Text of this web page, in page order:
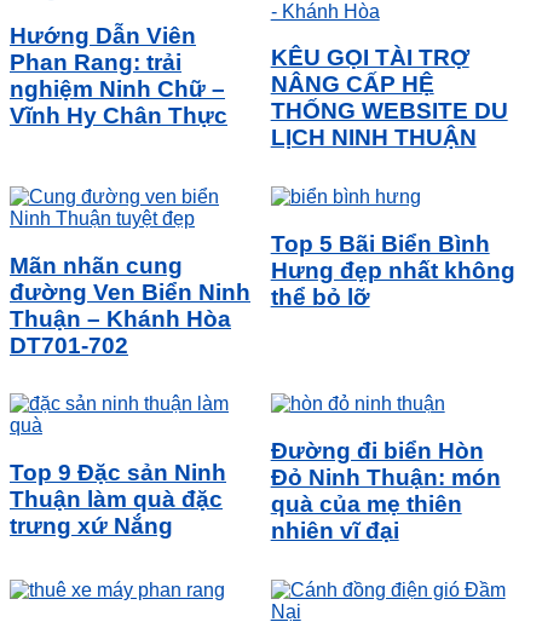
Hướng Dẫn Viên
Phan Rang: trải
nghiệm Ninh Chữ –
Vĩnh Hy Chân Thực
KÊU GỌI TÀI TRỢ
NÂNG CẤP HỆ
THỐNG WEBSITE DU
LỊCH NINH THUẬN
Mãn nhãn cung
đường Ven Biển Ninh
Thuận – Khánh Hòa
DT701-702
Top 5 Bãi Biển Bình
Hưng đẹp nhất không
thể bỏ lỡ
Top 9 Đặc sản Ninh
Thuận làm quà đặc
trưng xứ Nắng
Đường đi biển Hòn
Đỏ Ninh Thuận: món
quà của mẹ thiên
nhiên vĩ đại